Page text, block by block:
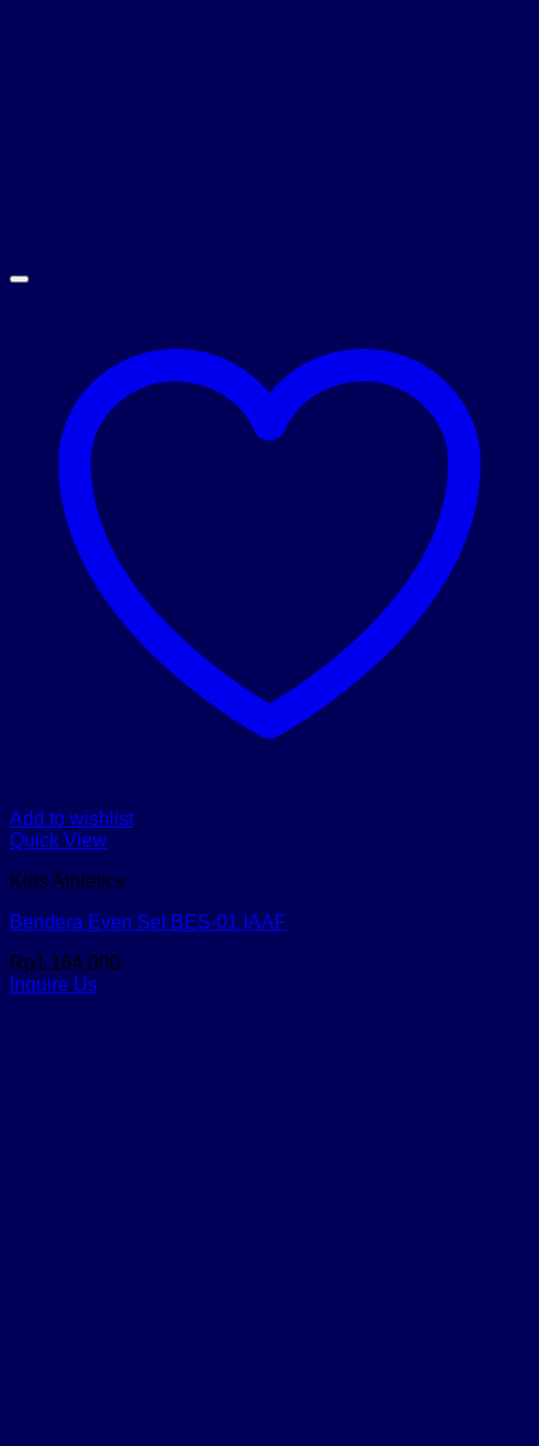
Add to wishlist
Quick View
Kids Athletics
Bendera Even Set BES-01 IAAF
Rp1.164.000
Inquire Us